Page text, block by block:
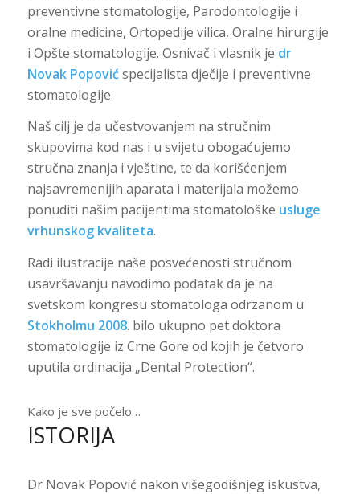
preventivne stomatologije, Parodontologije i
oralne medicine, Ortopedije vilica, Oralne hirurgije
i Opšte stomatologije. Osnivač i vlasnik je dr
Novak Popovićspecijalista dječije i preventivne
stomatologije.
Naš cilj je da učestvovanjem na stručnim
skupovima kod nas i u svijetu obogaćujemo
stručna znanja i vještine, te da korišćenjem
najsavremenijih aparata i materijala možemo
ponuditi našim pacijentima stomatološke usluge
vrhunskog kvaliteta.
Radi ilustracije naše posvećenosti stručnom
usavršavanju navodimo podatak da je na
svetskom kongresu stomatologa odrzanom u
Stokholmu 2008. bilo ukupno pet doktora
stomatologije iz Crne Gore od kojih je četvoro
uputila ordinacija „Dental Protection“.
Kako je sve počelo…
ISTORIJA
Dr Novak Popović nakon višegodišnjeg iskustva,